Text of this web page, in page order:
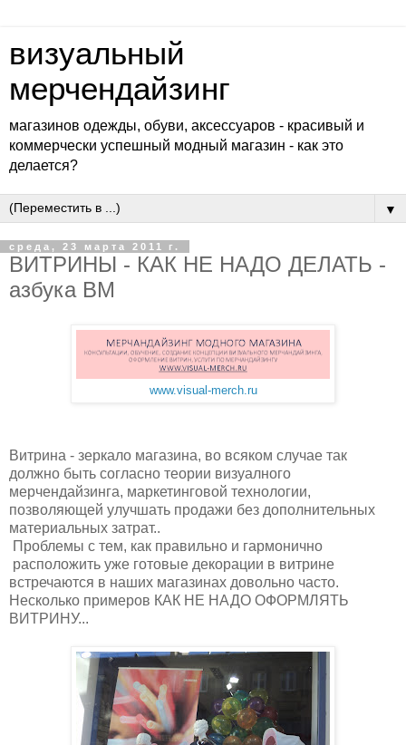
визуальный
мерчендайзинг
магазинов одежды, обуви, аксессуаров - красивый и
коммерчески успешный модный магазин - как это
делается?
▼
среда, 23 марта 2011 г.
ВИТРИНЫ - КАК НЕ НАДО ДЕЛАТЬ -
азбука ВМ
www.visual-merch.ru
Витрина - зеркало магазина, во всяком случае так
должно быть согласно теории визуалного
мерчендайзинга, маркетинговой технологии,
позволяющей улучшать продажи без дополнительных
материальных затрат..
Проблемы с тем, как правильно и гармонично
расположить уже готовые декорации в витрине
встречаются в наших магазинах довольно часто.
Несколько примеров КАК НЕ НАДО ОФОРМЛЯТЬ
ВИТРИНУ...